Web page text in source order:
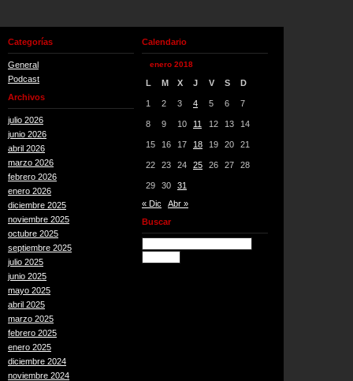
Categorías
General
Podcast
Archivos
julio 2026
junio 2026
abril 2026
marzo 2026
febrero 2026
enero 2026
diciembre 2025
noviembre 2025
octubre 2025
septiembre 2025
julio 2025
junio 2025
mayo 2025
abril 2025
marzo 2025
febrero 2025
enero 2025
diciembre 2024
noviembre 2024
Calendario
enero 2018
L M X J V S D
1 2 3 4 5 6 7
8 9 10 11 12 13 14
15 16 17 18 19 20 21
22 23 24 25 26 27 28
29 30
31
« Dic
Abr »
Buscar